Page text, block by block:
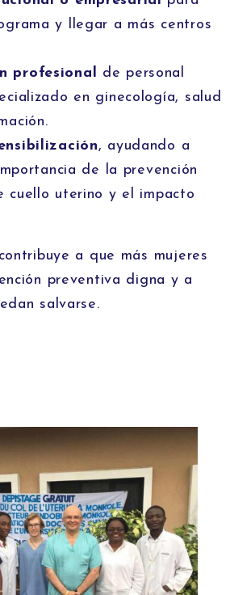
y llegar a más centros
profesional
de personal
en ginecología, salud
, ayudando a
de la prevención
cuello uterino y el impacto
a que más mujeres
preventiva digna y a
salvarse.